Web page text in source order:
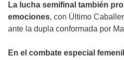
La lucha semifinal también
emociones, con Último
ante la dupla conformada por
En el combate especial